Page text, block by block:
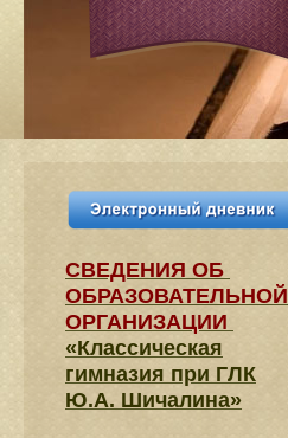
СВЕДЕНИЯ​ ОБ
ОБРАЗОВАТЕЛЬНОЙ
ОРГАНИЗАЦИИ
«Классическая
гимназия при ГЛК
Ю.А. Шичалина»